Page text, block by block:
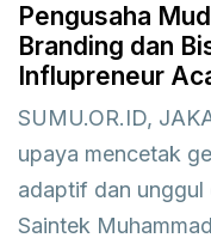
Pengusaha
Branding dan
Influpreneur
SUMU.OR.ID,
upaya mencetak
adaptif dan
Saintek